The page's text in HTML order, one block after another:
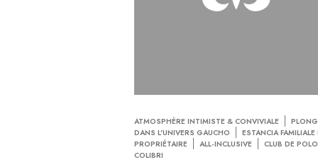
ATMOSPHÈRE INTIMISTE & CONVIVIALE
DANS L'UNIVERS GAUCHO
ESTANCIA FAMILIALE
PROPRIÉTAIRE
ALL-INCLUSIVE
CLUB DE
COLIBRI